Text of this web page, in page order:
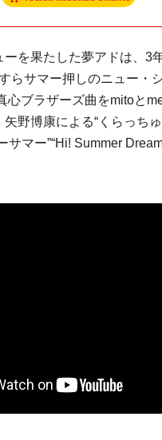
ーを果たした夢アドは、3
らサマー押しのニュー・
心ブラザーズ曲をmitoと
矢野博康による“くらっち
サマー”“Hi! Summer